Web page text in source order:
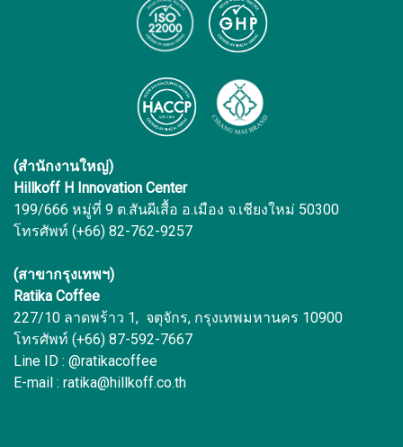
(สำนักงานใหญ่)
Hillkoff H Innovation Center
199/666 หมู่ที่ 9 ต.สันผีเสื้อ อ.เมือง จ.เชียงใหม่ 50300
โทรศัพท์ (+66) 82-762-9257
(สาขากรุงเทพฯ)
Ratika Coffee
227/10 ลาดพร้าว 1, จตุจักร, กรุงเทพมหานคร 10900
โทรศัพท์ (+66) 87-592-7667
Line ID : @ratikacoffee
E-mail : ratika@hillkoff.co.th